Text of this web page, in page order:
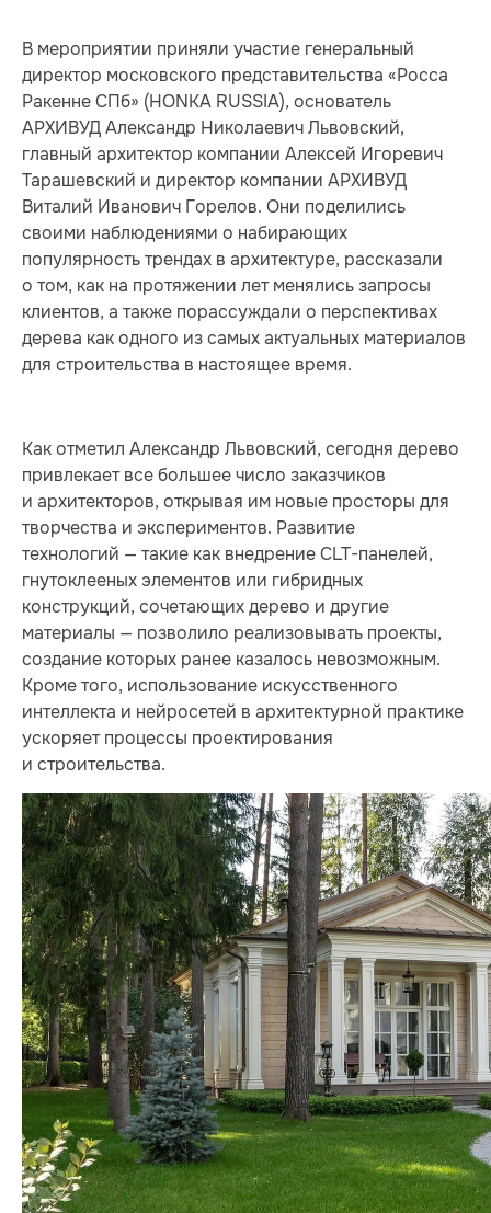
В мероприятии приняли участие генеральный
директор московского представительства «Росса
Ракенне СПб» (HONKA RUSSIA), основатель
АРХИВУД Александр Николаевич Львовский,
главный архитектор компании Алексей Игоревич
Тарашевский и директор компании АРХИВУД
Виталий Иванович Горелов. Они поделились
своими наблюдениями о набирающих
популярность трендах в архитектуре, рассказали
о том, как на протяжении лет менялись запросы
клиентов, а также порассуждали о перспективах
дерева как одного из самых актуальных материалов
для строительства в настоящее время.
Как отметил Александр Львовский, сегодня дерево
привлекает все большее число заказчиков
и архитекторов, открывая им новые просторы для
творчества и экспериментов. Развитие
технологий — такие как внедрение CLT-панелей,
гнутоклееных элементов или гибридных
конструкций, сочетающих дерево и другие
материалы — позволило реализовывать проекты,
создание которых ранее казалось невозможным.
Кроме того, использование искусственного
интеллекта и нейросетей в архитектурной практике
ускоряет процессы проектирования
и строительства.